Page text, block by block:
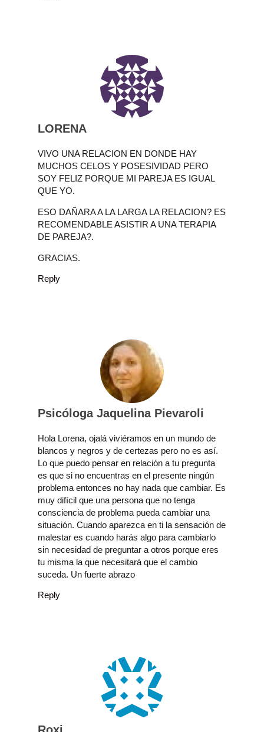
LORENA
VIVO UNA RELACION EN DONDE HAY
MUCHOS CELOS Y POSESIVIDAD PERO
SOY FELIZ PORQUE MI PAREJA ES IGUAL
QUE YO.
ESO DAÑARA A LA LARGA LA RELACION? ES
RECOMENDABLE ASISTIR A UNA TERAPIA
DE PAREJA?.
GRACIAS.
Reply
Psicóloga Jaquelina Pievaroli
Hola Lorena, ojalá viviéramos en un mundo de
blancos y negros y de certezas pero no es así.
Lo que puedo pensar en relación a tu pregunta
es que si no encuentras en el presente ningún
problema entonces no hay nada que cambiar. Es
muy difícil que una persona que no tenga
consciencia de problema pueda cambiar una
situación. Cuando aparezca en ti la sensación de
malestar es cuando harás algo para cambiarlo
sin necesidad de preguntar a otros porque eres
tu misma la que necesitará que el cambio
suceda. Un fuerte abrazo
Reply